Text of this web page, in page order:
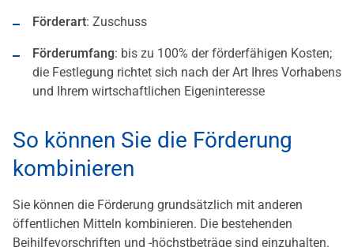
Förderart: Zuschuss
Förderumfang: bis zu 100% der förderfähigen Kosten;
die Festlegung richtet sich nach der Art Ihres Vorhabens
und Ihrem wirtschaftlichen Eigeninteresse
So können Sie die Förderung
kombinieren
Sie können die Förderung grundsätzlich mit anderen
öffentlichen Mitteln kombinieren. Die bestehenden
Beihilfevorschriften und -höchstbeträge sind einzuhalten.